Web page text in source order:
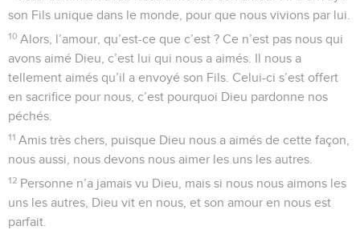
son Fils unique dans le monde, pour que nous vivions par lui.
10 Alors, l’amour, qu’est-ce que c’est ? Ce n’est pas nous qui
avons aimé Dieu, c’est lui qui nous a aimés. Il nous a
tellement aimés qu’il a envoyé son Fils. Celui-ci s’est offert
en sacrifice pour nous, c’est pourquoi Dieu pardonne nos
péchés.
11 Amis très chers, puisque Dieu nous a aimés de cette façon,
nous aussi, nous devons nous aimer les uns les autres.
12 Personne n’a jamais vu Dieu, mais si nous nous aimons les
uns les autres, Dieu vit en nous, et son amour en nous est
parfait.